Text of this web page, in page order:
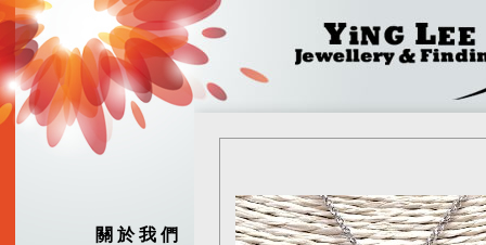
關 於 我 們